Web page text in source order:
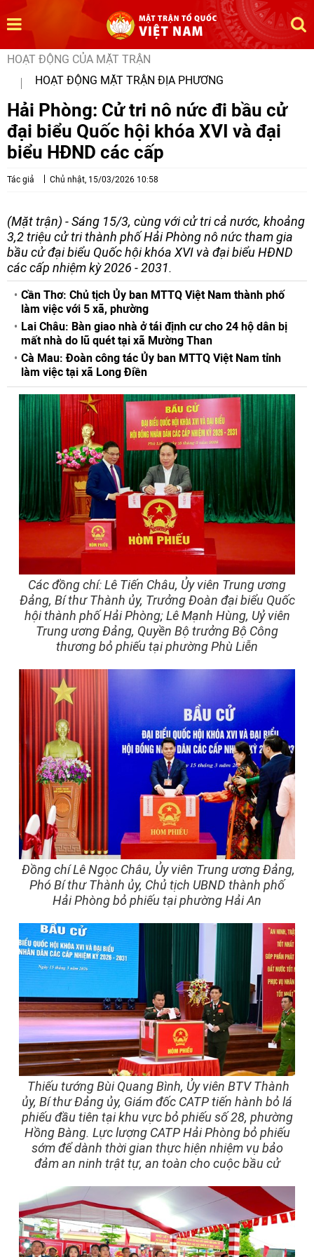
HOẠT ĐỘNG CỦA MẶT TRẬN
HOẠT ĐỘNG MẶT TRẬN ĐỊA PHƯƠNG
Hải Phòng: Cử tri nô nức đi bầu cử
đại biểu Quốc hội khóa XVI và đại
biểu HĐND các cấp
Tác giả Chủ nhật, 15/03/2026 10:58
(Mặt trận) - Sáng 15/3, cùng với cử tri cả nước, khoảng
3,2 triệu cử tri thành phố Hải Phòng nô nức tham gia
bầu cử đại biểu Quốc hội khóa XVI và đại biểu HĐND
các cấp nhiệm kỳ 2026 - 2031.
Cần Thơ: Chủ tịch Ủy ban MTTQ Việt Nam thành phố
làm việc với 5 xã, phường
Lai Châu: Bàn giao nhà ở tái định cư cho 24 hộ dân bị
mất nhà do lũ quét tại xã Mường Than
Cà Mau: Đoàn công tác Ủy ban MTTQ Việt Nam tỉnh
làm việc tại xã Long Điền
Các đồng chí: Lê Tiến Châu, Ủy viên Trung ương
Đảng, Bí thư Thành ủy, Trưởng Đoàn đại biểu Quốc
hội thành phố Hải Phòng; Lê Mạnh Hùng, Uỷ viên
Trung ương Đảng, Quyền Bộ trưởng Bộ Công
thương bỏ phiếu tại phường Phù Liễn
Đồng chí Lê Ngọc Châu, Ủy viên Trung ương Đảng,
Phó Bí thư Thành ủy, Chủ tịch UBND thành phố
Hải Phòng bỏ phiếu tại phường Hải An
Thiếu tướng Bùi Quang Bình, Ủy viên BTV Thành
ủy, Bí thư Đảng ủy, Giám đốc CATP tiến hành bỏ lá
phiếu đầu tiên tại khu vực bỏ phiếu số 28, phường
Hồng Bàng. Lực lượng CATP Hải Phòng bỏ phiếu
sớm để dành thời gian thực hiện nhiệm vụ bảo
đảm an ninh trật tự, an toàn cho cuộc bầu cử